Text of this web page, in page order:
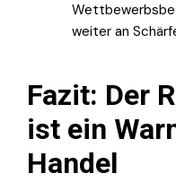
weiter an
Fazit: Der
ist ein
Handel